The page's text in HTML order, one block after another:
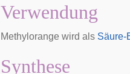
Verwendung
Methylorange wird als Säure-
Synthese